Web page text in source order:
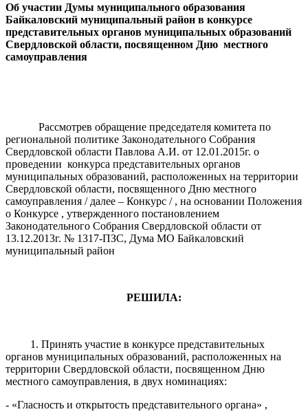
Об участии Думы муниципального образования
Байкаловский муниципальный район в конкурсе
представительных органов муниципальных образований
Свердловской области, посвященном Дню местного
самоуправления
Рассмотрев обращение председателя комитета по
региональной политике Законодательного Собрания
Свердловской области Павлова А.И. от 12.01.2015г. о
проведении конкурса представительных органов
муниципальных образований, расположенных на территории
Свердловской области, посвященного Дню местного
самоуправления / далее – Конкурс / , на основании Положения
о Конкурсе , утвержденного постановлением
Законодательного Собрания Свердловской области от
13.12.2013г. № 1317-ПЗС, Дума МО Байкаловский
муниципальный район
РЕШИЛА:
1. Принять участие в конкурсе представительных
органов муниципальных образований, расположенных на
территории Свердловской области, посвященном Дню
местного самоуправления, в двух номинациях:
- «Гласность и открытость представительного органа» ,